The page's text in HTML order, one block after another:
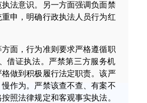
法意识。另一方面强调负面禁
申，明确行政执法人员行为红
面，行为准则要求严格遵循职
借证执法。严禁第三方服务机
做到积极履行法定职责。该严
作为。严禁该查不查、有案不
照法律规定和客观事实执法。